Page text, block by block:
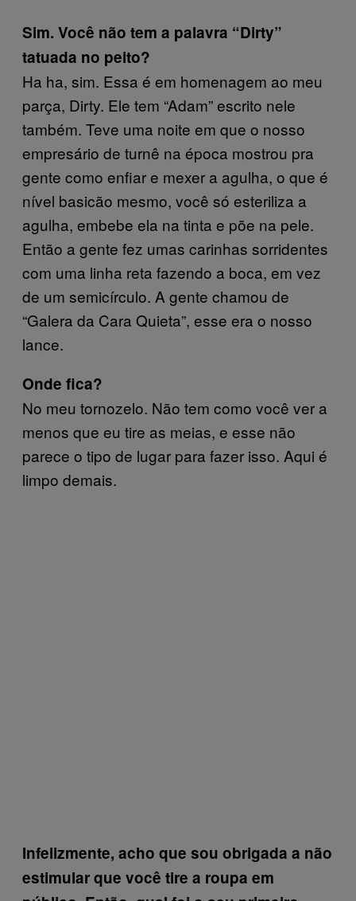
Sim. Você não tem a palavra “Dirty”
tatuada no peito?
Ha ha, sim. Essa é em homenagem ao meu
parça, Dirty. Ele tem “Adam” escrito nele
também. Teve uma noite em que o nosso
empresário de turnê na época mostrou pra
gente como enfiar e mexer a agulha, o que é
nível basicão mesmo, você só esteriliza a
agulha, embebe ela na tinta e põe na pele.
Então a gente fez umas carinhas sorridentes
com uma linha reta fazendo a boca, em vez
de um semicírculo. A gente chamou de
“Galera da Cara Quieta”, esse era o nosso
lance.
Onde fica?
No meu tornozelo. Não tem como você ver a
menos que eu tire as meias, e esse não
parece o tipo de lugar para fazer isso. Aqui é
limpo demais.
Infelizmente, acho que sou obrigada a não
estimular que você tire a roupa em